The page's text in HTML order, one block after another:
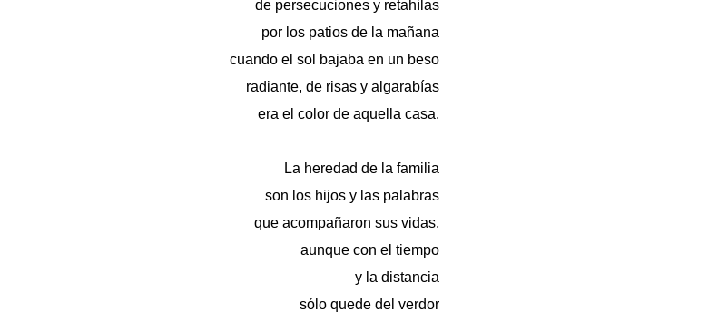
de persecuciones y retahílas
por los patios de la mañana
cuando el sol bajaba en un beso
radiante, de risas y algarabías
era el color de aquella casa.
La heredad de la familia
son los hijos y las palabras
que acompañaron sus vidas,
aunque con el tiempo
y la distancia
sólo quede del verdor